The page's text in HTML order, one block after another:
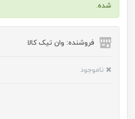
شده.
فروشنده: وان تیک کالا
ناموجود